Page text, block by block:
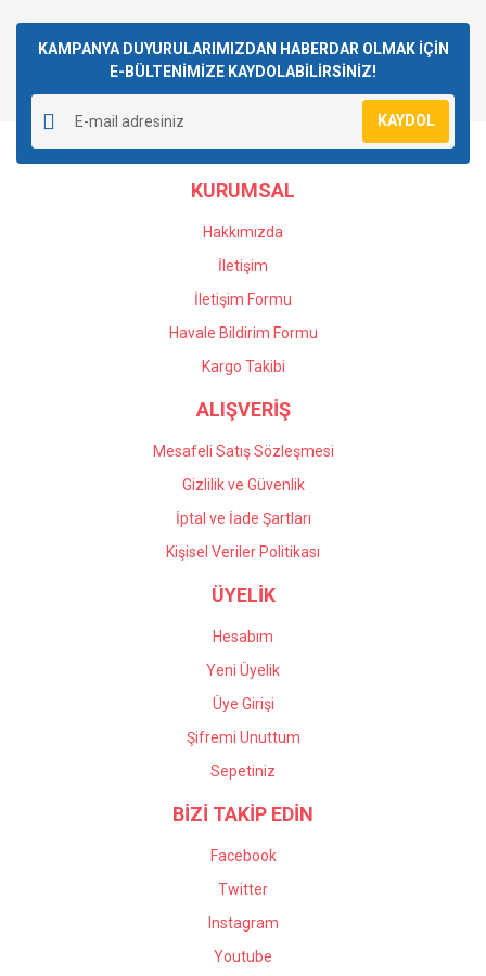
Yorum Yaz
kullanarak tarafımıza iletebilirsiniz.
Görüş ve önerileriniz için teşekkür ederiz.
Ürün resmi kalitesiz, bozuk veya görüntülenemiyor.
Ürün açıklamasında eksik bilgiler bulunuyor.
Ürün bilgilerinde hatalar bulunuyor.
Ürün fiyatı diğer sitelerden daha pahalı.
Gönder
KAMPANYA DUYURULARIMIZDAN HABERDAR OLMAK İÇİN
E-BÜLTENİMİZE KAYDOLABİLİRSİNİZ!
KAYDOL
KURUMSAL
Hakkımızda
İletişim
İletişim Formu
Havale Bildirim Formu
Kargo Takibi
ALIŞVERİŞ
Mesafeli Satış Sözleşmesi
Gizlilik ve Güvenlik
İptal ve İade Şartları
Kişisel Veriler Politikası
ÜYELİK
Hesabım
Yeni Üyelik
Üye Girişi
Şifremi Unuttum
Sepetiniz
BİZİ TAKİP EDİN
Facebook
Twitter
Instagram
Youtube